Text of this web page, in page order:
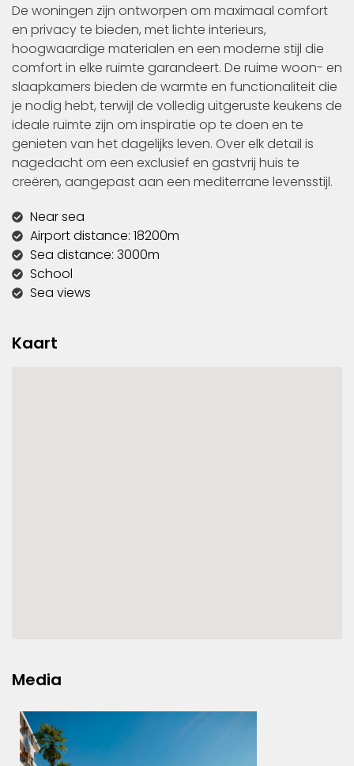
De woningen zijn ontworpen om maximaal comfort
en privacy te bieden, met lichte interieurs,
hoogwaardige materialen en een moderne stijl die
comfort in elke ruimte garandeert. De ruime woon- en
slaapkamers bieden de warmte en functionaliteit die
je nodig hebt, terwijl de volledig uitgeruste keukens de
ideale ruimte zijn om inspiratie op te doen en te
genieten van het dagelijks leven. Over elk detail is
nagedacht om een exclusief en gastvrij huis te
creëren, aangepast aan een mediterrane levensstijl.
Near sea
Airport distance: 18200m
Sea distance: 3000m
School
Sea views
Kaart
Media